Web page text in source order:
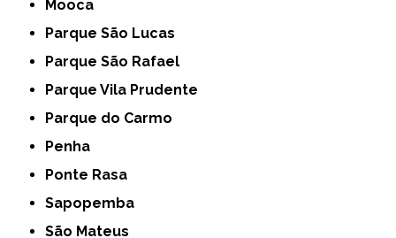
Mooca
Parque São Lucas
Parque São Rafael
Parque Vila Prudente
Parque do Carmo
Penha
Ponte Rasa
Sapopemba
São Mateus